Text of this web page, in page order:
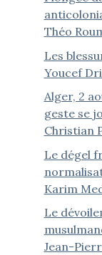
Théo
Les
Youcef
Alger, 2
geste se
Christian
Le dégel
Karim
Le
Jean-